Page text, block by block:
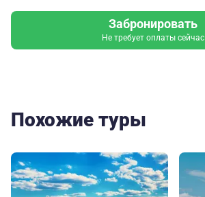
Забронировать
Не требует оплаты сейчас
Похожие туры